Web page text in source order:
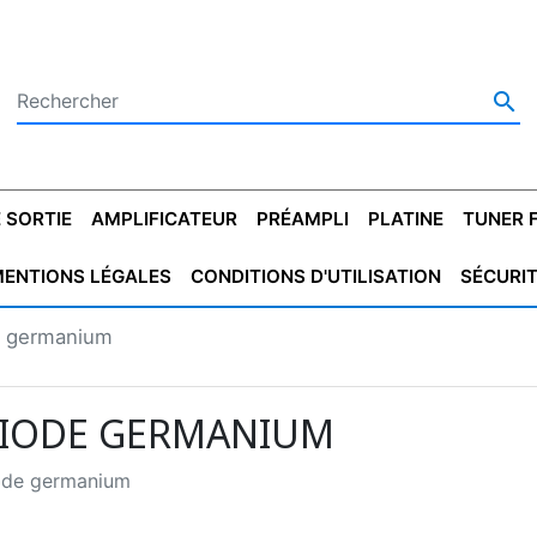

CONDENSATEUR
TRANSFO DE SORTIE
AMPLIFICATEUR PRÉAMPLI PLATINE TUNER
PLATINES VINYLES
LÉGALES CONDITIONS D'UTILISATION
germanium
GERMANIUM
germanium